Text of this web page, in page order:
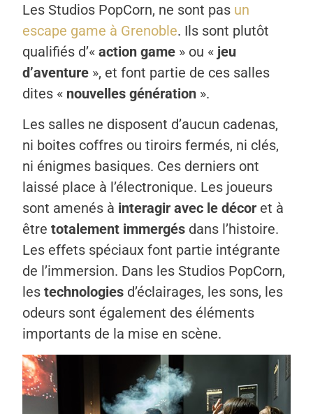
Les Studios PopCorn, ne sont pas un
escape game à Grenoble. Ils sont plutôt
qualifiés d’«action game » ou « jeu
d’aventure », et font partie de ces salles
dites « nouvelles génération ».
Les salles ne disposent d’aucun cadenas,
ni boites coffres ou tiroirs fermés, ni clés,
ni énigmes basiques. Ces derniers ont
laissé place à l’électronique. Les joueurs
sont amenés à interagir avec le décor et à
êtretotalement immergés dans l’histoire.
Les effets spéciaux font partie intégrante
de l’immersion. Dans les Studios PopCorn,
lestechnologies d’éclairages, les sons, les
odeurs sont également des éléments
importants de la mise en scène.